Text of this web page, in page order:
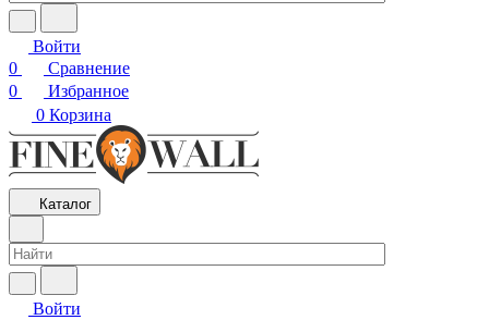
Войти
0
Сравнение
0
Избранное
0 Корзина
Каталог
Войти